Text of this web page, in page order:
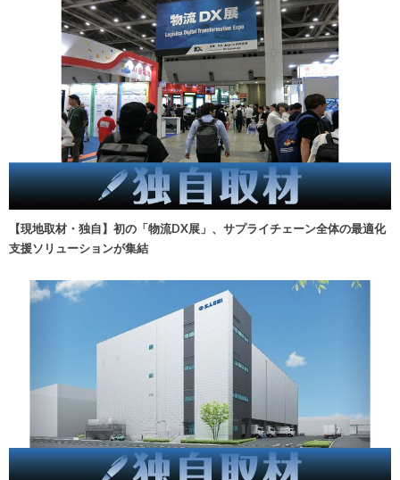
【現地取材・独自】初の「物流DX展」、サプライチェーン全体の最適化
支援ソリューションが集結